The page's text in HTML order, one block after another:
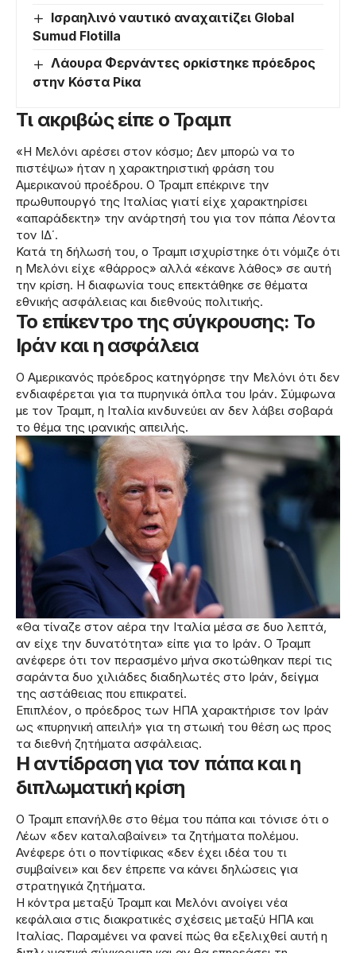
Ισραηλινό ναυτικό αναχαιτίζει Global
Sumud Flotilla
Λάουρα Φερνάντες ορκίστηκε πρόεδρος
στην Κόστα Ρίκα
Τι ακριβώς είπε ο Τραμπ
«Η Μελόνι αρέσει στον κόσμο; Δεν μπορώ να το
πιστέψω» ήταν η χαρακτηριστική φράση του
Αμερικανού προέδρου. Ο Τραμπ επέκρινε την
πρωθυπουργό της Ιταλίας γιατί είχε χαρακτηρίσει
«απαράδεκτη» την ανάρτησή του για τον πάπα Λέοντα
τον ΙΔ΄.
Κατά τη δήλωσή του, ο Τραμπ ισχυρίστηκε ότι νόμιζε ότι
η Μελόνι είχε «θάρρος» αλλά «έκανε λάθος» σε αυτή
την κρίση. Η διαφωνία τους επεκτάθηκε σε θέματα
εθνικής ασφάλειας και διεθνούς πολιτικής.
Το επίκεντρο της σύγκρουσης: Το
Ιράν και η ασφάλεια
Ο Αμερικανός πρόεδρος κατηγόρησε την Μελόνι ότι δεν
ενδιαφέρεται για τα πυρηνικά όπλα του Ιράν. Σύμφωνα
με τον Τραμπ, η Ιταλία κινδυνεύει αν δεν λάβει σοβαρά
το θέμα της ιρανικής απειλής.
«Θα τίναζε στον αέρα την Ιταλία μέσα σε δυο λεπτά,
αν είχε την δυνατότητα» είπε για το Ιράν. Ο Τραμπ
ανέφερε ότι τον περασμένο μήνα σκοτώθηκαν περί τις
σαράντα δυο χιλιάδες διαδηλωτές στο Ιράν, δείγμα
της αστάθειας που επικρατεί.
Επιπλέον, ο πρόεδρος των ΗΠΑ χαρακτήρισε τον Ιράν
ως «πυρηνική απειλή» για τη στωική του θέση ως προς
τα διεθνή ζητήματα ασφάλειας.
Η αντίδραση για τον πάπα και η
διπλωματική κρίση
Ο Τραμπ επανήλθε στο θέμα του πάπα και τόνισε ότι ο
Λέων «δεν καταλαβαίνει» τα ζητήματα πολέμου.
Ανέφερε ότι ο ποντίφικας «δεν έχει ιδέα του τι
συμβαίνει» και δεν έπρεπε να κάνει δηλώσεις για
στρατηγικά ζητήματα.
Η κόντρα μεταξύ Τραμπ και Μελόνι ανοίγει νέα
κεφάλαια στις διακρατικές σχέσεις μεταξύ ΗΠΑ και
Ιταλίας. Παραμένει να φανεί πώς θα εξελιχθεί αυτή η